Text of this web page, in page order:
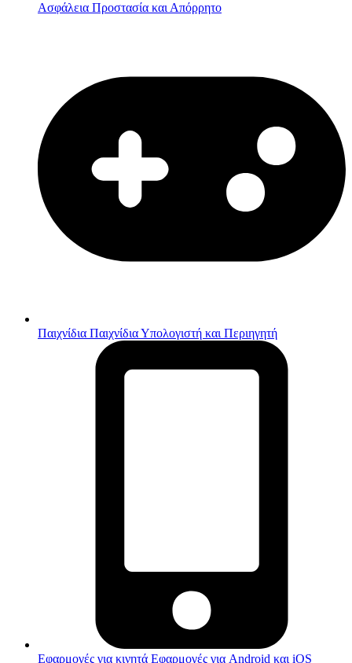
Ασφάλεια Προστασία και Απόρρητο
Παιχνίδια Παιχνίδια Υπολογιστή και Περιηγητή
Εφαρμογές για κινητά Εφαρμογές για Android και iOS